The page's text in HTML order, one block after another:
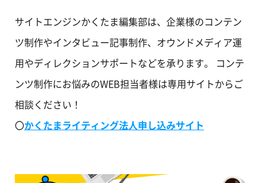
サイトエンジンかくたま編集部は、企業様のコンテン
ツ制作やインタビュー記事制作、オウンドメディア運
用やディレクションサポートなどを承ります。 コンテ
ンツ制作にお悩みのWEB担当者様は専用サイトからご
相談ください！
〇かくたまライティング法人申し込みサイト